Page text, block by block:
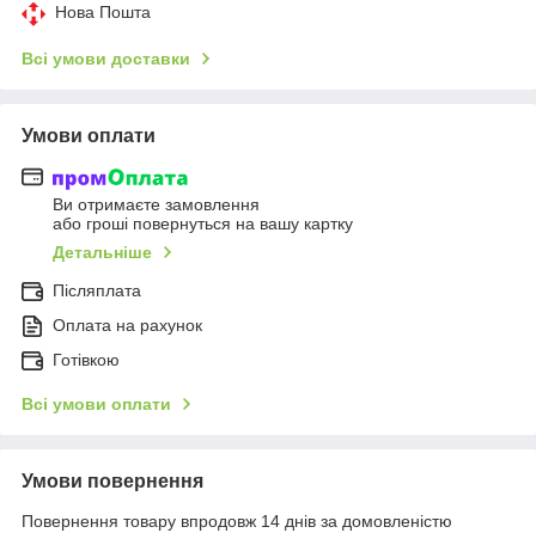
Нова Пошта
Всі умови доставки
Умови оплати
Ви отримаєте замовлення
або гроші повернуться на вашу картку
Детальніше
Післяплата
Оплата на рахунок
Готівкою
Всі умови оплати
Умови повернення
Повернення товару впродовж 14 днів за домовленістю